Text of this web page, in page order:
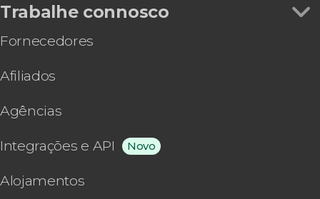
Trabalhe connosco
Fornecedores
Afiliados
Agências
Integrações e API Novo
Alojamentos